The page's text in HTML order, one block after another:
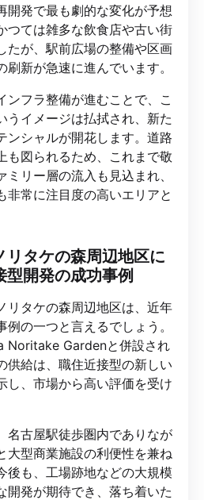
開発で最も劇的な変化が予想
つては雑多な飲食店や古い街
たが、駅前広場の整備や区画
新が急速に進んでいます。
ンフラ整備が進むことで、こ
うイメージは払拭され、新た
ンシャルが開花します。道路
も図られるため、これまで敬
リー層の流入も見込まれ、
非常に注目度の高いエリアと
リタケの森周辺地区に
型開発の成功事例
リタケの森周辺地区は、近年
の一つと言えるでしょう。
Noritake Gardenと併設され
供給は、職住近接型の新しい
し、市場から高い評価を受け
名古屋駅徒歩圏内でありなが
大型商業施設の利便性を兼ね
後も、工場跡地などの大規模
開発が期待でき、落ち着いた